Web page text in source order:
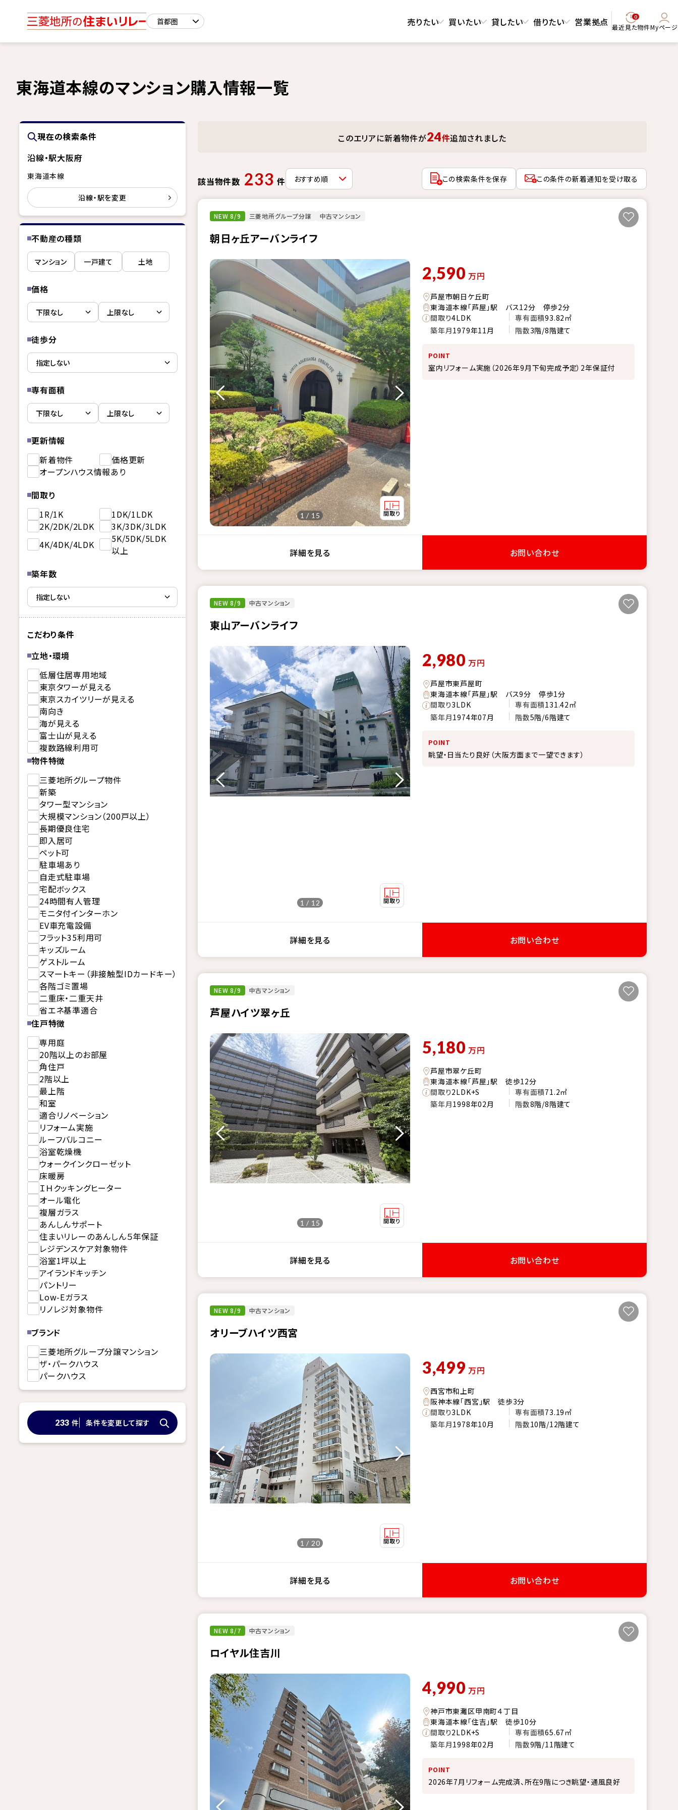
売りたい 買いたい 貸したい 借りたい 営業拠点 0
最近見た物件Myページ
東海道本線のマンション購入情報一覧
現在の検索条件
沿線・駅大阪府
東海道本線
沿線・駅を変更
不動産の種類
マンション 一戸建て 土地
価格
徒歩分
専有面積
更新情報
新着物件
価格更新
オープンハウス情報あり
間取り
1R/1K
1DK/1LDK
2K/2DK/2LDK
3K/3DK/3LDK
4K/4DK/4LDK
5K/5DK/5LDK
以上
築年数
こだわり条件
立地・環境
低層住居専用地域
東京タワーが見える
東京スカイツリーが見える
南向き
海が見える
富士山が見える
複数路線利用可
物件特徴
三菱地所グループ物件
新築
タワー型マンション
大規模マンション（200戸以上）
長期優良住宅
即入居可
ペット可
駐車場あり
自走式駐車場
宅配ボックス
24時間有人管理
モニタ付インターホン
EV車充電設備
フラット35利用可
キッズルーム
ゲストルーム
スマートキー（非接触型IDカードキー）
各階ゴミ置場
二重床・二重天井
省エネ基準適合
住戸特徴
専用庭
20階以上のお部屋
角住戸
2階以上
最上階
和室
適合リノベーション
リフォーム実施
ルーフバルコニー
浴室乾燥機
ウォークインクローゼット
床暖房
ＩＨクッキングヒーター
オール電化
複層ガラス
あんしんサポート
住まいリレーのあんしん５年保証
レジデンスケア対象物件
浴室1坪以上
アイランドキッチン
パントリー
Low-Eガラス
リノレジ対象物件
ブランド
三菱地所グループ分譲マンション
ザ・パークハウス
パークハウス
233 件 条件を変更して探す
このエリアに新着物件が24件追加されました
該当物件数 233 件 この検索条件を保存 この条件の新着通知を受け取る
NEW 8/9 三菱地所グループ分譲 中古マンション
朝日ヶ丘アーバンライフ
1 / 15
2,590 万円
芦屋市朝日ケ丘町
東海道本線「芦屋」駅 バス12分 停歩2分
間取り4LDK 専有面積93.82㎡
築年月1979年11月 階数3階/8階建て
POINT
室内リフォーム実施（2026年9月下旬完成予定）2年保証付
詳細を見る お問い合わせ
NEW 8/9 中古マンション
東山アーバンライフ
1 / 12
2,980 万円
芦屋市東芦屋町
東海道本線「芦屋」駅 バス9分 停歩1分
間取り3LDK 専有面積131.42㎡
築年月1974年07月 階数5階/6階建て
POINT
眺望・日当たり良好（大阪方面まで一望できます）
詳細を見る お問い合わせ
NEW 8/9 中古マンション
芦屋ハイツ翠ヶ丘
1 / 15
5,180 万円
芦屋市翠ケ丘町
東海道本線「芦屋」駅 徒歩12分
間取り2LDK+S 専有面積71.2㎡
築年月1998年02月 階数8階/8階建て
詳細を見る お問い合わせ
NEW 8/9 中古マンション
オリーブハイツ西宮
1 / 20
3,499 万円
西宮市和上町
阪神本線「西宮」駅 徒歩3分
間取り3LDK 専有面積73.19㎡
築年月1978年10月 階数10階/12階建て
詳細を見る お問い合わせ
NEW 8/7 中古マンション
ロイヤル住吉川
4,990 万円
神戸市東灘区甲南町４丁目
東海道本線「住吉」駅 徒歩10分
間取り2LDK+S 専有面積65.67㎡
築年月1998年02月 階数9階/11階建て
POINT
2026年7月リフォーム完成済、所在9階につき眺望・通風良好